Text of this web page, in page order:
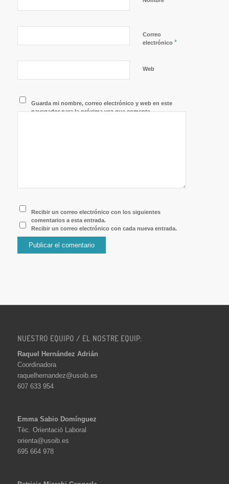
Correo
electrónico *
Web
Guarda mi nombre, correo electrónico y web en este
navegador para la próxima vez que comente.
Recibir un correo electrónico con los siguientes
comentarios a esta entrada.
Recibir un correo electrónico con cada nueva entrada.
NUESTRO EQUIPO / EL NOSTRE EQUIP:
Raquel Hernández Adrián
Coordinadora
raquelhernandez@usoib.es
607 633 954
Emma Sabio Domínguez
Tèc. Orientació Laboral
orienta@usoib.es
695 664 978